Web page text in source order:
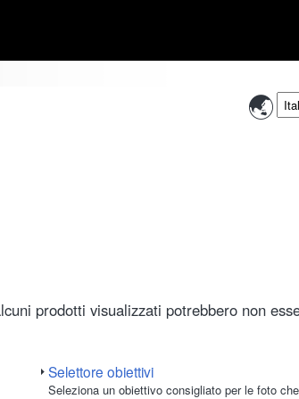
prodotti visualizzati potrebbero non
Selettore obiettivi
Seleziona un obiettivo consigliato per le foto